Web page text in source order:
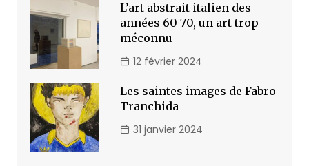
L’art abstrait italien des
années 60-70, un art trop
méconnu
12 février 2024
Les saintes images de Fabro
Tranchida
31 janvier 2024